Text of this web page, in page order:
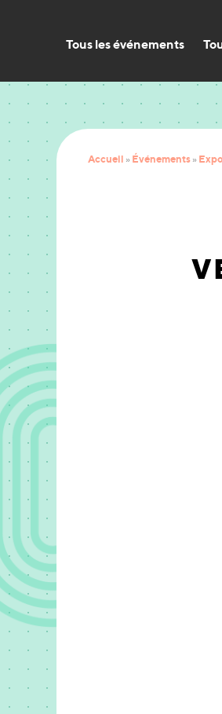
Tous les événements
Accueil » Événements »